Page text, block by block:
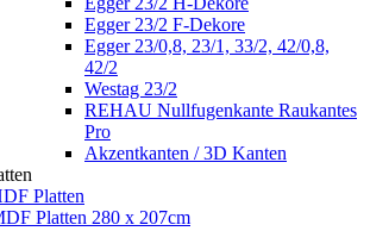
Egger 23/2 F-Dekore
Egger 23/0,8, 23/1, 33/2, 42/0,8,
42/2
Westag 23/2
REHAU Nullfugenkante Raukantes
Pro
Akzentkanten / 3D Kanten
Platten
Platten 280 x 207cm